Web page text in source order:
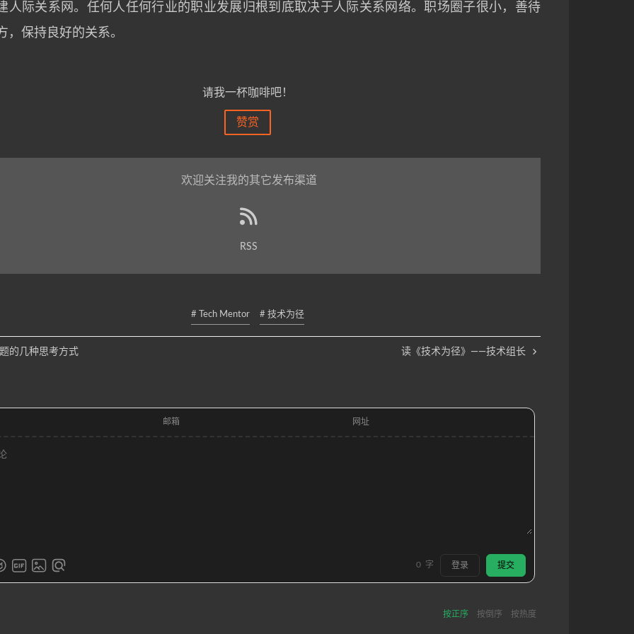
人际关系网。任何人任何行业的职业发展归根到底取决于人际关系网络。职场圈子很小，善待
，保持良好的关系。
请我一杯咖啡吧！
赞赏
欢迎关注我的其它发布渠道
RSS
# Tech Mentor # 技术为径
的几种思考方式 读《技术为径》——技术组长
邮箱 网址
0 字 登录 提交
按正序 按倒序 按热度